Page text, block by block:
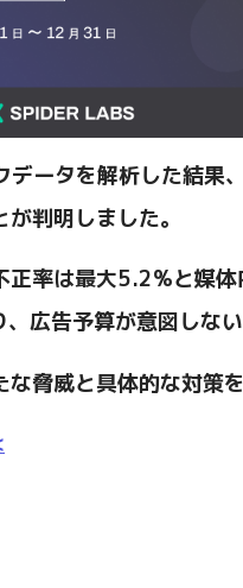
ータを解析した結果
判明しました。
正率は最大5.2%と媒
広告予算が意図しな
脅威と具体的な対策